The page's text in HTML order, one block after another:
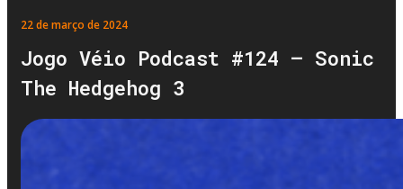
22 de março de 2024
Jogo Véio Podcast #124 – Sonic
The Hedgehog 3